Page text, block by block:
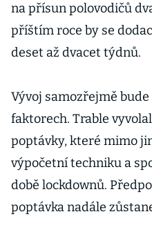
na přísun polovodičů
příštím roce by se
deset až dvacet týdnů.
Vývoj samozřejmě
faktorech. Trable
poptávky, které mimo
výpočetní techniku a
době lockdownů.
poptávka nadále